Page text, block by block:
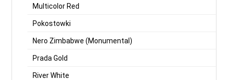
Multicolor Red
Pokostowki
Nero Zimbabwe (Monumental)
Prada Gold
River White